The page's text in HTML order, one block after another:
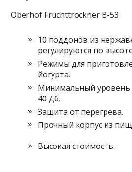
Oberhof Fruchttrockner В-53
10 поддонов из
регулируются по
Режимы для
йогурта.
Минимальный
40 Дб.
Защита от перегрева.
Прочный корпус из
Высокая стоимость.